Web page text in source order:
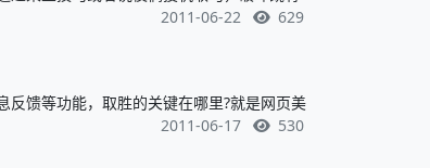
629
2011-06-22
馈等功能，取胜的关键在哪里?就是网页美
530
2011-06-17